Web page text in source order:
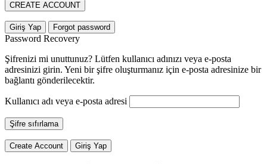
CREATE ACCOUNT
Giriş Yap Forgot password
Password Recovery
Şifrenizi mi unuttunuz? Lütfen kullanıcı adınızı veya e-posta
adresinizi girin. Yeni bir şifre oluşturmanız için e-posta adresinize bir
bağlantı gönderilecektir.
Kullanıcı adı veya e-posta adresi
Şifre sıfırlama
Create Account Giriş Yap